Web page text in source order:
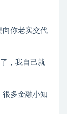
向你老实交代
，我自己就
很多金融小知